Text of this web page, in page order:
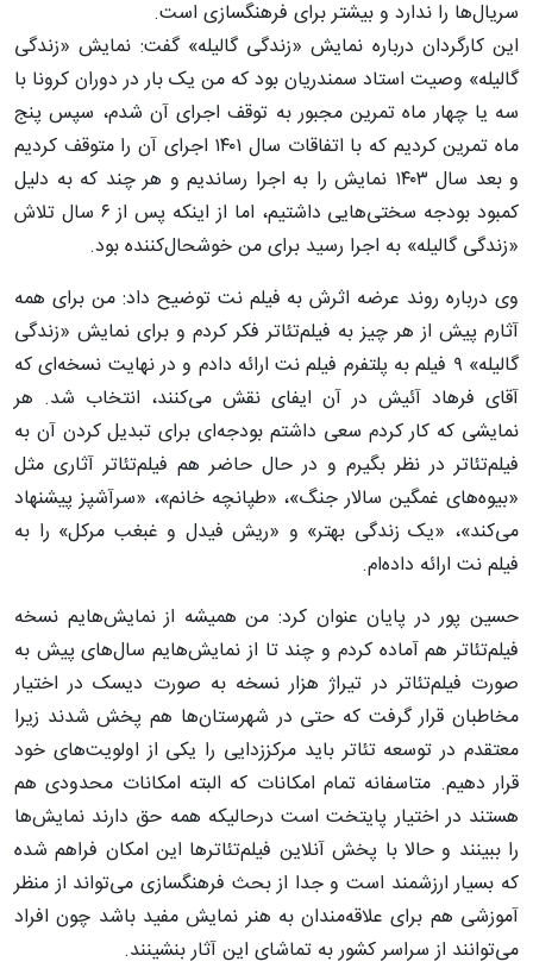
سریال‌ها را ندارد و بیشتر برای فرهنگسازی است.
این کارگردان درباره نمایش «زندگی گالیله» گفت: نمایش «زندگی
گالیله» وصیت استاد سمندریان بود که من یک بار در دوران کرونا با
سه یا چهار ماه تمرین مجبور به توقف اجرای آن شدم، سپس پنج
ماه تمرین کردیم که با اتفاقات سال ۱۴۰۱ اجرای آن را متوقف کردیم
و بعد سال ۱۴۰۳ نمایش را به اجرا رساندیم و هر چند که به دلیل
کمبود بودجه سختی‌هایی داشتیم، اما از اینکه پس از ۶ سال تلاش
«زندگی گالیله» به اجرا رسید برای من خوشحال‌کننده بود.
وی درباره روند عرضه اثرش به فیلم نت توضیح داد: من برای همه
آثارم پیش از هر چیز به فیلم‌تئاتر فکر کردم و برای نمایش «زندگی
گالیله» ۹ فیلم به پلتفرم فیلم‌ نت ارائه دادم و در نهایت نسخه‌ای که
آقای فرهاد آئیش در آن ایفای نقش می‌کنند، انتخاب شد. هر
نمایشی که کار کردم سعی داشتم بودجه‌ای برای تبدیل کردن آن به
فیلم‌تئاتر در نظر بگیرم و در حال حاضر هم فیلم‌تئاتر آثاری مثل
«بیوه‌های غمگین سالار جنگ»، «طپانچه خانم»، «سرآشپز پیشنهاد
می‌کند»، «یک زندگی بهتر» و «ریش فیدل و غبغب مرکل» را به
فیلم‌ نت ارائه داده‌ام.
حسین پور در پایان عنوان کرد: من همیشه از نمایش‌هایم نسخه
فیلم‌تئاتر هم آماده کردم و چند تا از نمایش‌هایم سال‌های پیش به
صورت فیلم‌تئاتر در تیراژ هزار نسخه به صورت دیسک در اختیار
مخاطبان قرار گرفت که حتی در شهرستان‌ها هم پخش شدند زیرا
معتقدم در توسعه تئاتر باید مرکززدایی را یکی از اولویت‌های خود
قرار دهیم. متاسفانه تمام امکانات که البته امکانات محدودی هم
هستند در اختیار پایتخت است درحالیکه همه حق دارند نمایش‌ها
را ببینند و حالا با پخش آنلاین فیلم‌تئاترها این امکان فراهم شده
که بسیار ارزشمند است و جدا از بحث فرهنگسازی می‌تواند از منظر
آموزشی هم برای علاقه‌مندان به هنر نمایش مفید باشد چون افراد
می‌توانند از سراسر کشور به تماشای این آثار بنشینند.